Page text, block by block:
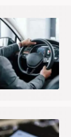
etmektedir.